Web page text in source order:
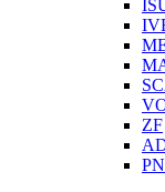
ZF